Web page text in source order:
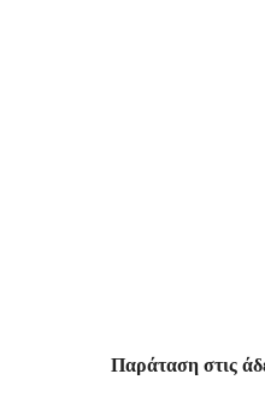
Παράταση στις